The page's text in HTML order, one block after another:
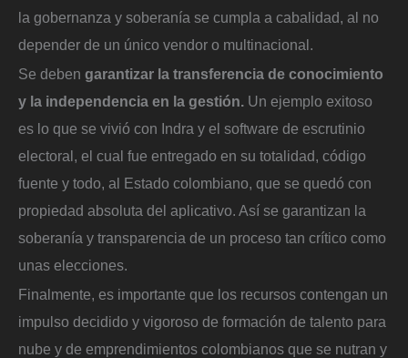
la gobernanza y soberanía se cumpla a cabalidad, al no
depender de un único vendor o multinacional.
Se deben garantizar la transferencia de conocimiento
y la independencia en la gestión. Un ejemplo exitoso
es lo que se vivió con Indra y el software de escrutinio
electoral, el cual fue entregado en su totalidad, código
fuente y todo, al Estado colombiano, que se quedó con
propiedad absoluta del aplicativo. Así se garantizan la
soberanía y transparencia de un proceso tan crítico como
unas elecciones.
Finalmente, es importante que los recursos contengan un
impulso decidido y vigoroso de formación de talento para
nube y de emprendimientos colombianos que se nutran y